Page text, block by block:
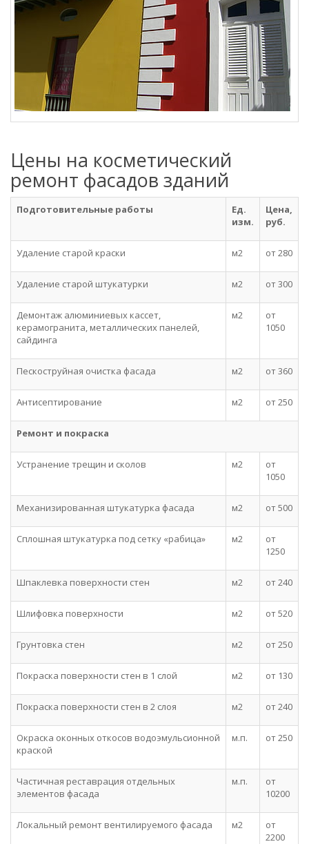
Цены на косметический
ремонт фасадов зданий
Подготовительные работы
Ед.
изм.
Цена,
руб.
Удаление старой краски м2 от 280
Удаление старой штукатурки м2 от 300
Демонтаж алюминиевых кассет,
керамогранита, металлических панелей,
сайдинга
м2
от
1050
Пескоструйная очистка фасада м2 от 360
Антисептирование м2 от 250
Ремонт и покраска
Устранение трещин и сколов м2
от
1050
Механизированная штукатурка фасада м2 от 500
Сплошная штукатурка под сетку «рабица» м2
от
1250
Шпаклевка поверхности стен м2 от 240
Шлифовка поверхности м2 от 520
Грунтовка стен м2 от 250
Покраска поверхности стен в 1 слой м2 от 130
Покраска поверхности стен в 2 слоя м2 от 240
Окраска оконных откосов водоэмульсионной
краской
м.п. от 250
Частичная реставрация отдельных
элементов фасада
м.п.
от
10200
Локальный ремонт вентилируемого фасада м2
от
2200